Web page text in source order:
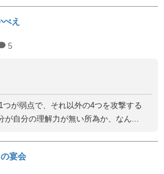
え
5
が弱点で、それ以外の4つを攻撃する
が自分の理解力が無い所為か、なん...
宴会